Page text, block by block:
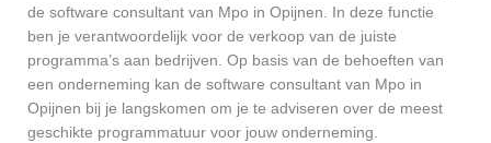
de software consultant van Mpo in Opijnen. In deze functie
ben je verantwoordelijk voor de verkoop van de juiste
programma’s aan bedrijven. Op basis van de behoeften van
een onderneming kan de software consultant van Mpo in
Opijnen bij je langskomen om je te adviseren over de meest
geschikte programmatuur voor jouw onderneming.